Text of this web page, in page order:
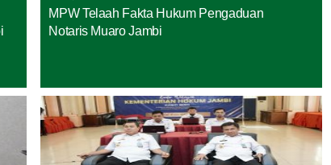
MPW Telaah Fakta Hukum Pengaduan
Notaris Muaro Jambi